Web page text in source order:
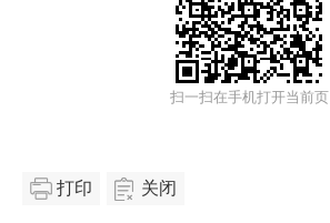
扫一扫在手机打开当前页
打印 关闭